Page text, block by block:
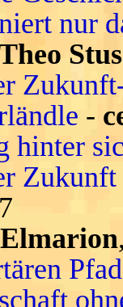
nur
-
hinter
Elmarion